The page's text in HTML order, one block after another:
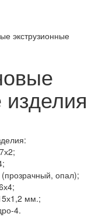
экструзионные
изделия
опал);
мм.;
4.